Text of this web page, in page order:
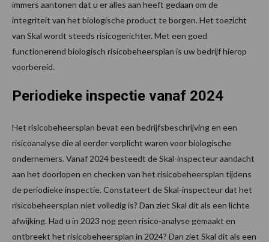
immers aantonen dat u er alles aan heeft gedaan om de
integriteit van het biologische product te borgen. Het toezicht
van Skal wordt steeds risicogerichter. Met een goed
functionerend biologisch risicobeheersplan is uw bedrijf hierop
voorbereid.
Periodieke inspectie vanaf 2024
Het risicobeheersplan bevat een bedrijfsbeschrijving en een
risicoanalyse die al eerder verplicht waren voor biologische
ondernemers. Vanaf 2024 besteedt de Skal-inspecteur aandacht
aan het doorlopen en checken van het risicobeheersplan tijdens
de periodieke inspectie. Constateert de Skal-inspecteur dat het
risicobeheersplan niet volledig is? Dan ziet Skal dit als een lichte
afwijking. Had u in 2023 nog geen risico-analyse gemaakt en
ontbreekt het risicobeheersplan in 2024? Dan ziet Skal dit als een